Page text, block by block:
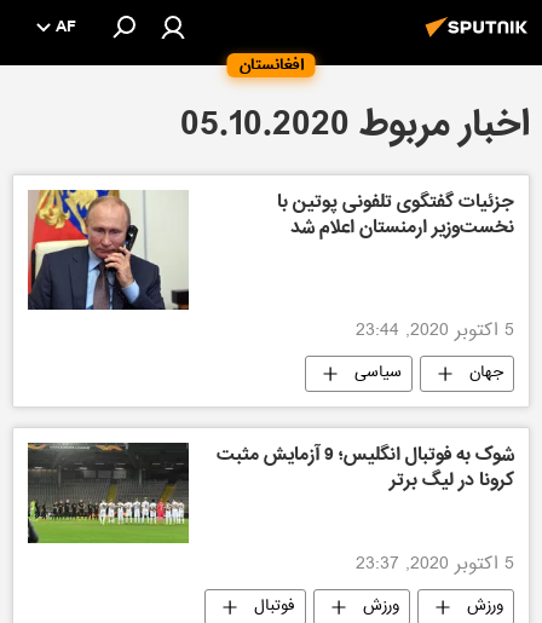
افغانستان
AF
اخبار مربوط 05.10.2020
جزئیات گفتگوی تلفونی پوتین با
نخست‌وزیر ارمنستان اعلام شد
5 اکتوبر 2020, 23:44
جهان سیاسی
شوک به فوتبال انگلیس؛ 9 آزمایش مثبت
کرونا در لیگ برتر
5 اکتوبر 2020, 23:37
ورزش ورزش
فوتبال